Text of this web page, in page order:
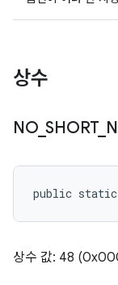
상수
NO_SHORT_
public static
상수 값: 48